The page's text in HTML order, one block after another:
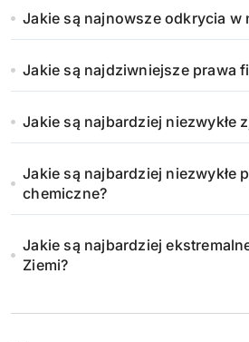
Jakie są najnowsze odkrycia w
Jakie są najdziwniejsze prawa
Jakie są najbardziej niezwykłe
Jakie są najbardziej niezwykłe
chemiczne?
Jakie są najbardziej
Ziemi?